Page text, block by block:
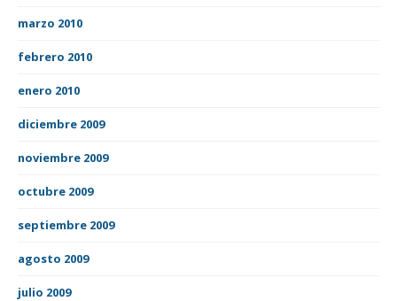
marzo 2010
febrero 2010
enero 2010
diciembre 2009
noviembre 2009
octubre 2009
septiembre 2009
agosto 2009
julio 2009